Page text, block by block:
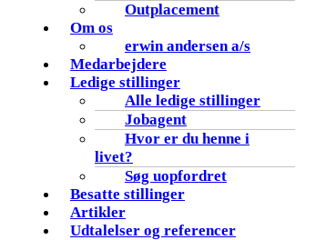
Outplacement
Om os
erwin andersen a/s
Medarbejdere
Ledige stillinger
Alle ledige stillinger
Jobagent
Hvor er du henne i
livet?
Søg uopfordret
Besatte stillinger
Artikler
Udtalelser og referencer